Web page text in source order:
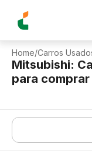
Home/Carros
Mitsubishi:
para comprar